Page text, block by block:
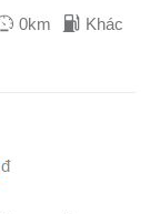
0km Khác
đ